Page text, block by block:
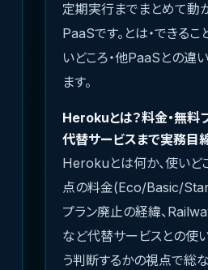
定期実行までまとめて動
PaaSです。とは・できるこ
いどころ・他PaaSとの違
ます。
Herokuとは？料金・無料
代替サービスまで実務目
Herokuとは何か、使いど
点の料金(Eco/Basic/
プラン廃止の経緯、
など代替サービスとの使
う判断するかの視点で総な